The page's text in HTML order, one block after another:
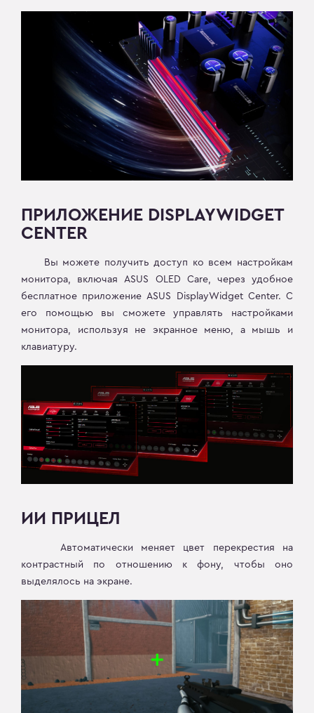
ПРИЛОЖЕНИЕ DISPLAYWIDGET
CENTER
Вы можете получить доступ ко всем настройкам
монитора, включая ASUS OLED Care, через удобное
бесплатное приложение ASUS DisplayWidget Center. С
его помощью вы сможете управлять настройками
монитора, используя не экранное меню, а мышь и
клавиатуру.
ИИ ПРИЦЕЛ
Автоматически меняет цвет перекрестия на
контрастный по отношению к фону, чтобы оно
выделялось на экране.